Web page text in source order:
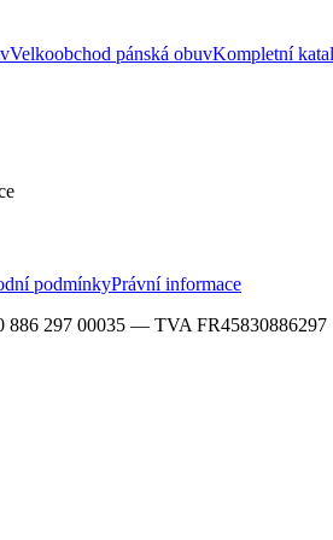
Velkoobchod pánská obuvKompletní
podmínkyPrávní informace
297 00035 — TVA FR45830886297